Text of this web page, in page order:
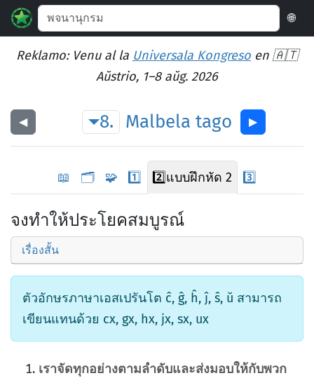
🌐
Reklamo: Venu al la Universala Kongreso en 🇦🇹
Aŭstrio, 1–8 aŭg. 2026
◀︎ 8. Malbela tago ▶︎
📖 🗂️ 🧩 1️⃣ 2️⃣แบบฝึกหัด 2 3️⃣
จงทำให้ประโยคสมบูรณ์
เรื่องสั้น
ตัวอักษรภาษาเอสเปรันโต ĉ, ĝ, ĥ, ĵ, ŝ, ŭ สามารถ
เขียนแทนด้วย cx, gx, hx, jx, sx, ux
เราจัดทุกอย่างตามลำดับและส่งมอบให้กับพวก